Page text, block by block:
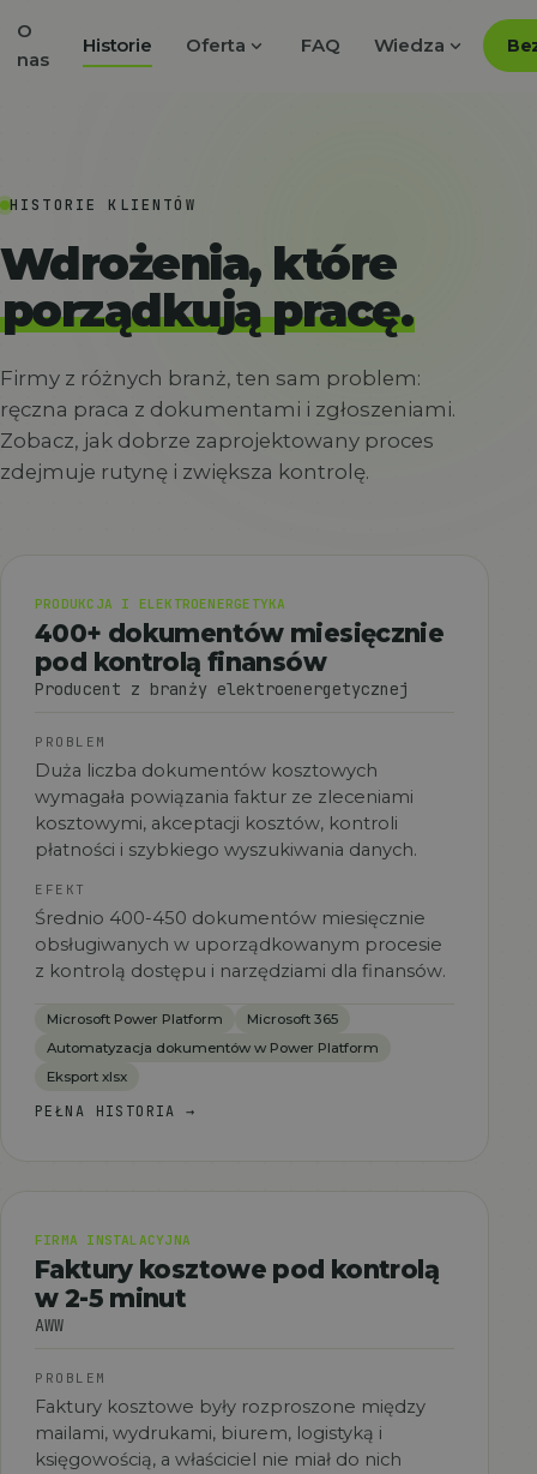
O
nas
Historie Oferta expand_more FAQ Wiedza expand_more
HISTORIE KLIENTÓW
Wdrożenia, które
porządkują pracę.
Firmy z różnych branż, ten sam problem:
ręczna praca z dokumentami i zgłoszeniami.
Zobacz, jak dobrze zaprojektowany proces
zdejmuje rutynę i zwiększa kontrolę.
PRODUKCJA I ELEKTROENERGETYKA
400+ dokumentów miesięcznie
pod kontrolą finansów
Producent z branży elektroenergetycznej
PROBLEM
Duża liczba dokumentów kosztowych
wymagała powiązania faktur ze zleceniami
kosztowymi, akceptacji kosztów, kontroli
płatności i szybkiego wyszukiwania danych.
EFEKT
Średnio 400-450 dokumentów miesięcznie
obsługiwanych w uporządkowanym procesie
z kontrolą dostępu i narzędziami dla finansów.
Microsoft Power Platform
Microsoft 365
Automatyzacja dokumentów w Power Platform
Eksport xlsx
PEŁNA HISTORIA→
FIRMA INSTALACYJNA
Faktury kosztowe pod kontrolą
w 2-5 minut
AWW
PROBLEM
Faktury kosztowe były rozproszone między
mailami, wydrukami, biurem, logistyką i
księgowością, a właściciel nie miał do nich